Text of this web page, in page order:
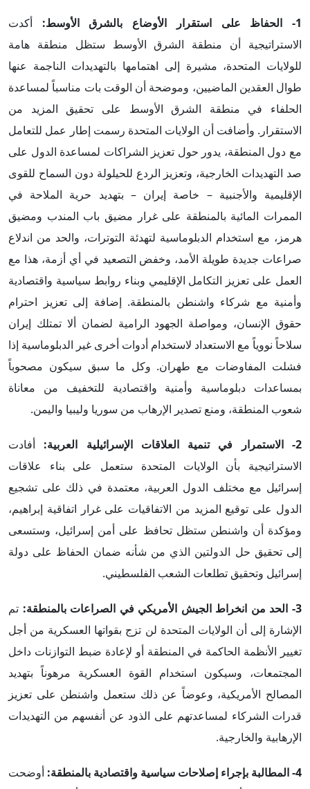
1- الحفاظ على استقرار الأوضاع بالشرق الأوسط:
أكدت
الاستراتيجية أن منطقة الشرق الأوسط ستظل منطقة هامة
للولايات المتحدة، مشيرة إلى اهتمامها بالتهديدات الناجمة عنها
طوال العقدين الماضيين، وموضحة أن الوقت بات مناسباً لمساعدة
الحلفاء في منطقة الشرق الأوسط على تحقيق المزيد من
الاستقرار. وأضافت أن الولايات المتحدة رسمت إطار عمل للتعامل
مع دول المنطقة، يدور حول تعزيز الشراكات لمساعدة الدول على
صد التهديدات الخارجية، وتعزيز الردع للحيلولة دون السماح للقوى
الإقليمية والأجنبية – خاصة إيران – بتهديد حرية الملاحة في
الممرات المائية بالمنطقة على غرار مضيق باب المندب ومضيق
هرمز، مع استخدام الدبلوماسية لتهدئة التوترات، والحد من اندلاع
صراعات جديدة طويلة الأمد، وخفض التصعيد في أي أزمة، هذا مع
العمل على تعزيز التكامل الإقليمي وبناء روابط سياسية واقتصادية
وأمنية مع شركاء واشنطن بالمنطقة. إضافة إلى تعزيز احترام
حقوق الإنسان، ومواصلة الجهود الرامية لضمان ألا تمتلك إيران
سلاحاً نووياً مع الاستعداد لاستخدام أدوات أخرى غير الدبلوماسية إذا
فشلت المفاوضات مع طهران. وكل ما سبق سيكون مصحوباً
بمساعدات دبلوماسية وأمنية واقتصادية للتخفيف من معاناة
شعوب المنطقة، ومنع تصدير الإرهاب من سوريا وليبيا واليمن.
2- الاستمرار في تنمية العلاقات الإسرائيلية العربية: أفادت
الاستراتيجية بأن الولايات المتحدة ستعمل على بناء علاقات
إسرائيل مع مختلف الدول العربية، معتمدة في ذلك على تشجيع
الدول على توقيع المزيد من الاتفاقيات على غرار اتفاقية إبراهيم،
ومؤكدة أن واشنطن ستظل تحافظ على أمن إسرائيل، وستسعى
إلى تحقيق حل الدولتين الذي من شأنه ضمان الحفاظ على دولة
إسرائيل وتحقيق تطلعات الشعب الفلسطيني.
3- الحد من انخراط الجيش الأمريكي في الصراعات بالمنطقة: تم
الإشارة إلى أن الولايات المتحدة لن تزج بقواتها العسكرية من أجل
تغيير الأنظمة الحاكمة في المنطقة أو لإعادة ضبط التوازنات داخل
المجتمعات، وسيكون استخدام القوة العسكرية مرهوناً بتهديد
المصالح الأمريكية، وعوضاً عن ذلك ستعمل واشنطن على تعزيز
قدرات الشركاء لمساعدتهم على الذود عن أنفسهم من التهديدات
الإرهابية والخارجية.
4- المطالبة بإجراء إصلاحات سياسية واقتصادية بالمنطقة:
أوضحت